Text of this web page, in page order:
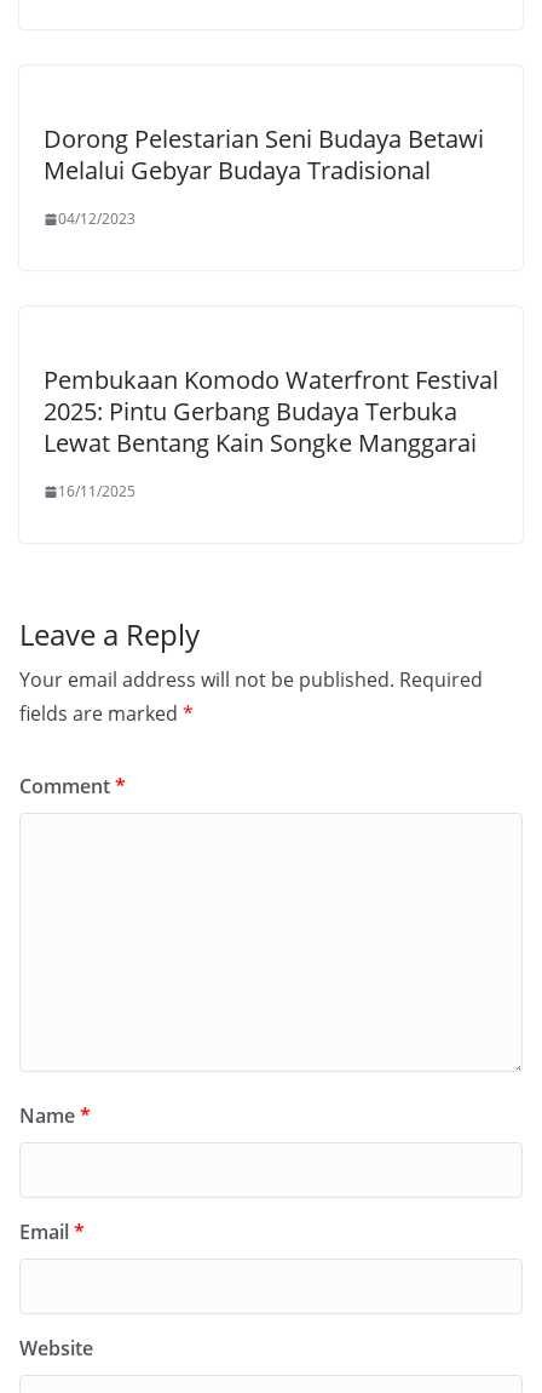
Dorong Pelestarian Seni Budaya Betawi
Melalui Gebyar Budaya Tradisional
04/12/2023
Pembukaan Komodo Waterfront Festival
2025: Pintu Gerbang Budaya Terbuka
Lewat Bentang Kain Songke Manggarai
16/11/2025
Leave a Reply
Your email address will not be published. Required
fields are marked *
Comment*
Name*
Email*
Website